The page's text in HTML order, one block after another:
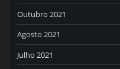
Outubro 2021
Agosto 2021
Julho 2021